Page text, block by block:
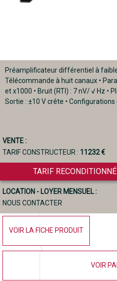
Préamplificateur différentiel à
Télécommande à huit canaux •
et x1000 • Bruit (RTI) : 7 nV/ √ Hz •
Sortie : ±10 V crête •
VENTE :
TARIF CONSTRUCTEUR : 11232 €
TARIF RECONDITIONNÉ
LOCATION - LOYER MENSUEL :
NOUS CONTACTER
VOIR LA FICHE PRODUIT
VOIR